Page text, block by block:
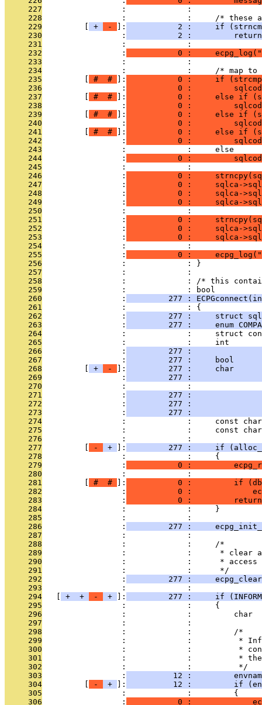
     227
                 :             :
     228
:             :     /* these
     229
+ - ]:
2 :     if
     230
                 :
2 :
     231
                 :             :
     232
                 :
0 :
     233
                 :             :
     234
:             :     /* map
     235
# # ]:
0 :     if
     236
                 :
0 :
     237
# # ]:
0 :     else if
     238
                 :
0 :
     239
# # ]:
0 :     else if
     240
                 :
0 :
     241
# # ]:
0 :     else if
     242
                 :
0 :
     243
                 :             :     else
     244
                 :
0 :
     245
                 :             :
     246
                 :
0 :
     247
                 :
0 :     sqlca-
     248
                 :
0 :     sqlca-
     249
                 :
0 :     sqlca-
     250
                 :             :
     251
                 :
0 :
     252
                 :
0 :     sqlca-
     253
                 :
0 :     sqlca-
     254
                 :             :
     255
                 :
0 :
     256
                 :             : }
     257
                 :             :
     258
:             : /* this
     259
                 :             : bool
     260
                 :
277 :
     261
                 :             : {
     262
                 :
277 :     struct
     263
                 :
277 :     enum
     264
:             :     struct
     265
:             :     int
     266
                 :
277 :
     267
                 :
277 :     bool
     268
+ - ]:
277 :     char
     269
                 :
277 :
     270
:             :
     271
                 :
277 :
     272
                 :
277 :
     273
                 :
277 :
     274
:             :     const
     275
:             :     const
     276
                 :             :
     277
- + ]:
277 :     if
     278
                 :             :     {
     279
                 :
0 :
     280
:             :
     281
# # ]:
0 :         if
     282
                 :
0 :
     283
                 :
0 :
     284
                 :             :     }
     285
                 :             :
     286
                 :
277 :
     287
                 :             :
     288
                 :             :     /*
     289
:             :      * clear
     290
:             :      * access
     291
                 :             :      */
     292
                 :
277 :
     293
                 :             :
     294
+ + - + ]:
277 :     if
     295
                 :             :     {
     296
:             :         char
     297
                 :             :
     298
                 :             :         /*
     299
:             :          *
     300
:             :          *
     301
:             :          *
     302
                 :             :          */
     303
                 :
12 :
     304
- + ]:
12 :         if
     305
                 :             :         {
     306
                 :
0 :